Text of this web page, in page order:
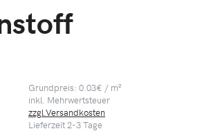
Grundpreis: 0.03€ / m²
inkl. Mehrwertsteuer
zzgl.Versandkosten
Lieferzeit 2-3Tage